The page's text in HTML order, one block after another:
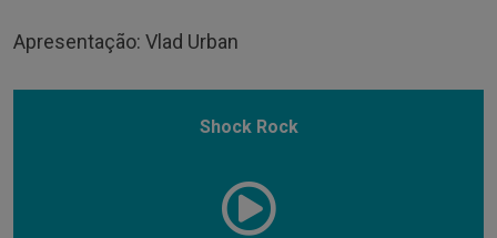
Apresentação: Vlad Urban
Shock Rock